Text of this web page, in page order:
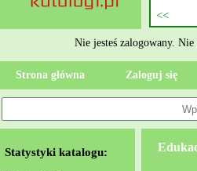
Nie jesteś zalogowany.
Strona główna Zaloguj się
Statystyki katalogu: